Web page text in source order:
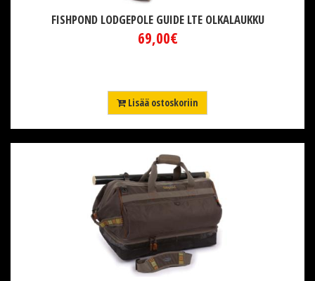
FISHPOND LODGEPOLE GUIDE LTE OLKALAUKKU
69,00€
Lisää ostoskoriin